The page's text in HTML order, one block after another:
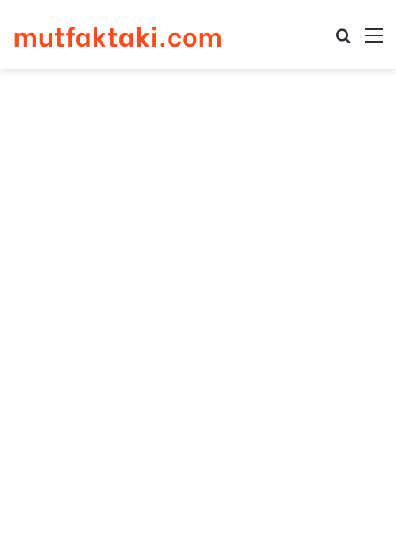
mutfaktaki.com